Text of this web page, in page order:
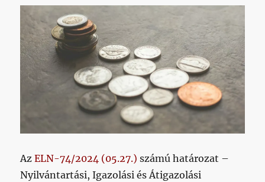
AzELN-74/2024 (05.27.) számú határozat –
Nyilvántartási, Igazolási és Átigazolási